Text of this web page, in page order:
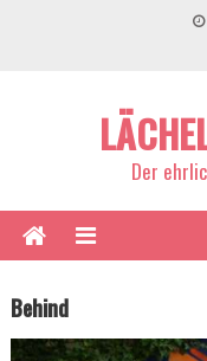
Der
Behind